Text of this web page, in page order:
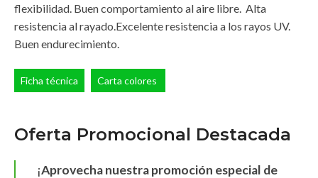
flexibilidad. Buen comportamiento al aire libre. Alta
resistencia al rayado.Excelente resistencia a los rayos UV.
Buen endurecimiento.
Ficha técnica Carta colores
Oferta Promocional Destacada
¡Aprovecha nuestra promoción especial de